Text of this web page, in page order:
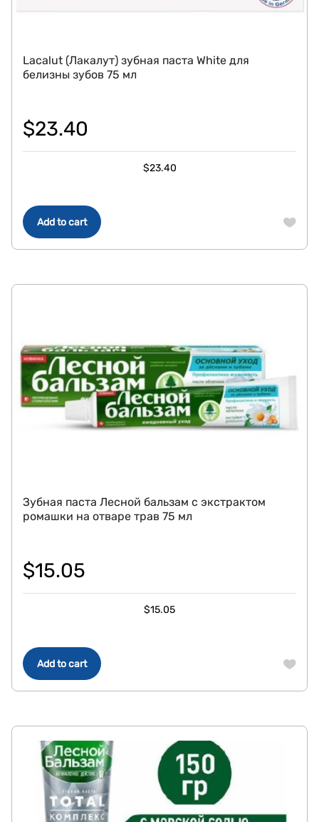
Add to cart
Lacalut (Лакалут) зубная паста White для
белизны зубов 75 мл
$23.40
$23.40
Add to cart
Зубная паста Лесной бальзам с экстрактом
ромашки на отваре трав 75 мл
$15.05
$15.05